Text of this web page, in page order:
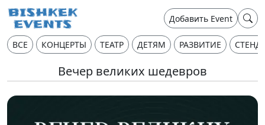
Добавить Event
ВСЕ КОНЦЕРТЫ ТЕАТР ДЕТЯМ РАЗВИТИЕ
Вечер великих шедевров